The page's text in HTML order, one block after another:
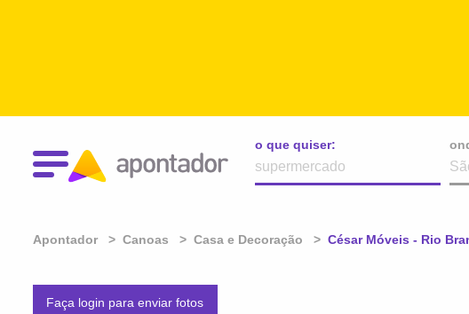
o que quiser:
Apontador Canoas Casa e Decoração Atual:
César Móveis - Rio
Faça login para enviar fotos